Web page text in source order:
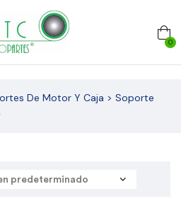
0
De Motor Y Caja > Soporte